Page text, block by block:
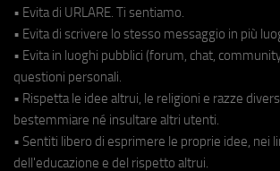
• Evita di URLARE. Ti sentiamo.
• Evita di scrivere lo stesso messaggio in più
• Evita in luoghi pubblici (forum, chat,
questioni personali.
• Rispetta le idee altrui, le religioni e razze
bestemmiare né insultare altri utenti.
• Sentiti libero di esprimere le proprie idee, nei
dell'educazione e del rispetto altrui.